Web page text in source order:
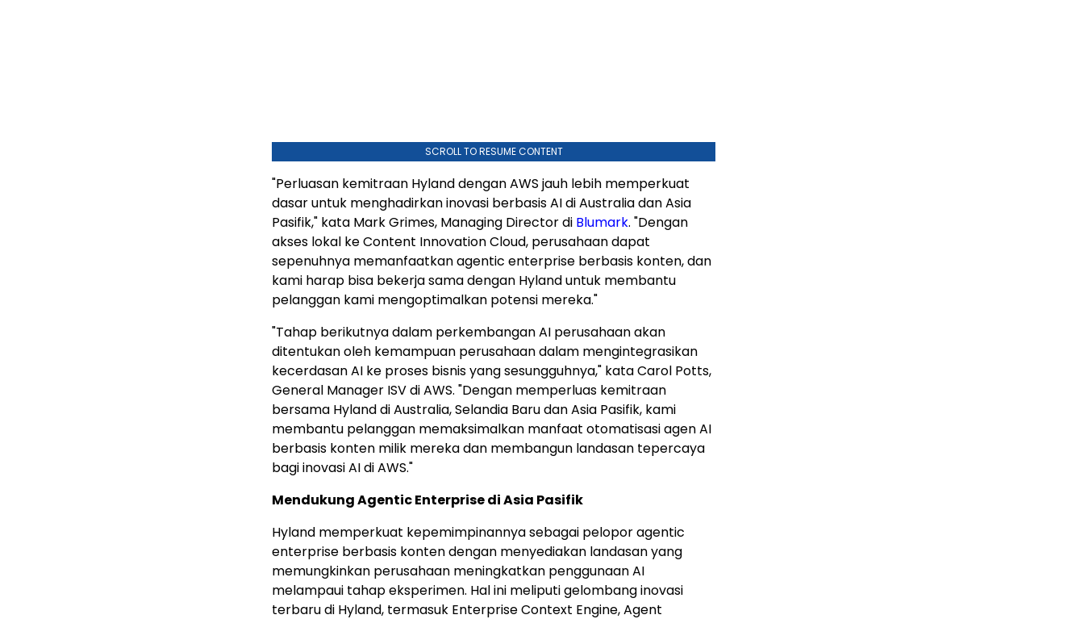
pelanggan kami mengoptimalkan potensi mereka."
"Tahap berikutnya dalam perkembangan AI perusahaan akan
ditentukan oleh kemampuan perusahaan dalam mengintegrasikan
kecerdasan AI ke proses bisnis yang sesungguhnya," kata Carol Potts,
General Manager ISV di AWS. "Dengan memperluas kemitraan
bersama Hyland di Australia, Selandia Baru dan Asia Pasifik, kami
membantu pelanggan memaksimalkan manfaat otomatisasi agen AI
berbasis konten milik mereka dan membangun landasan tepercaya
Mendukung Agentic Enterprise di Asia Pasifik
Hyland memperkuat kepemimpinannya sebagai pelopor agentic
enterprise berbasis konten dengan menyediakan landasan yang
memungkinkan perusahaan meningkatkan penggunaan AI
melampaui tahap eksperimen. Hal ini meliputi gelombang inovasi
terbaru di Hyland, termasuk Enterprise Context Engine, Agent
Lifecycle Management, Enterprise Agent Mesh, serta kemampuan
headless untuk Content Innovation Cloud yang menyatukan konten
satu platform terpadu. Didukung oleh pengalaman puluhan tahun di
berbagai industri yang diatur secara ketat, Hyland secara unik
memungkinkan perusahaan menghubungkan AI ke proses bisnis
nyata, dengan tingkat kepercayaan, pengendalian, dan kecerdasan